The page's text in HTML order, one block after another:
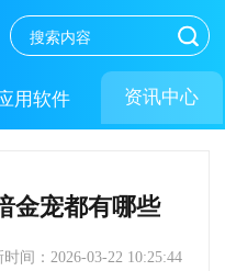
用软件 资讯中心
金宠都有哪些
时间：2026-03-22 10:25:44